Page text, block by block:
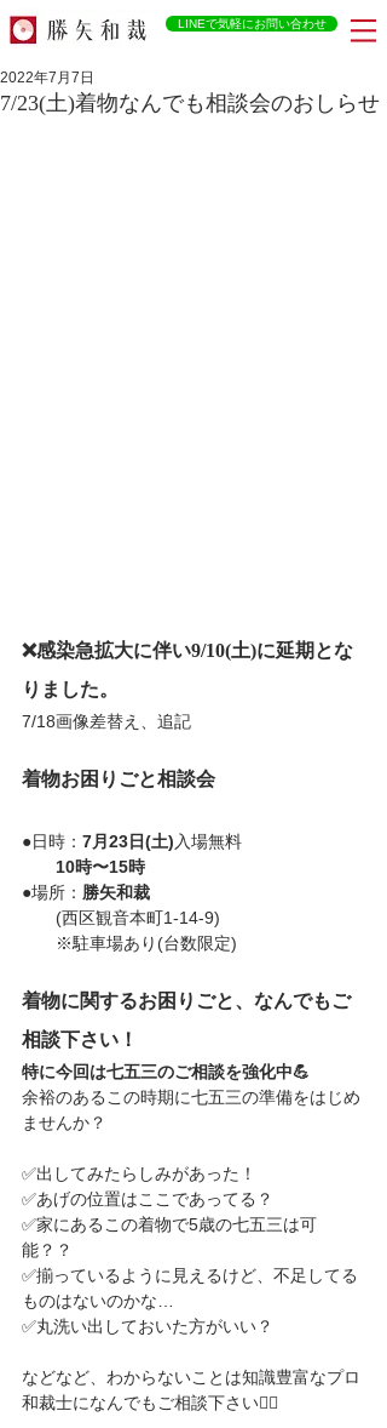
LINEで気軽にお問い合わせ
7/23(土)着物なんでも相談会のおしらせ
2022年7月7日
❌感染急拡大に伴い9/10(土)に延期とな
りました。
7/18画像差替え、追記
着物お困りごと相談会
●日時： 7月23日(土) 入場無料
10時〜15時
●場所： 勝矢和裁
(西区観音本町1-14-9)
※駐車場あり(台数限定)
着物に関するお困りごと、なんでもご
相談下さい！
特に今回は七五三のご相談を強化中💪
余裕のあるこの時期に七五三の準備をはじめ
ませんか？
✅出してみたらしみがあった！
✅あげの位置はここであってる？
✅家にあるこの着物で5歳の七五三は可
能？？
✅揃っているように見えるけど、不足してる
ものはないのかな…
✅丸洗い出しておいた方がいい？
などなど、わからないことは知識豊富なプロ
和裁士になんでもご相談下さい🙆‍♀️